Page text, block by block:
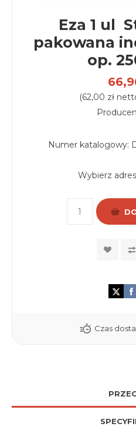
Eza 1 ul
pakowana
op.
(62,00 zł
Numer katalogowy:
Wybierz
Czas